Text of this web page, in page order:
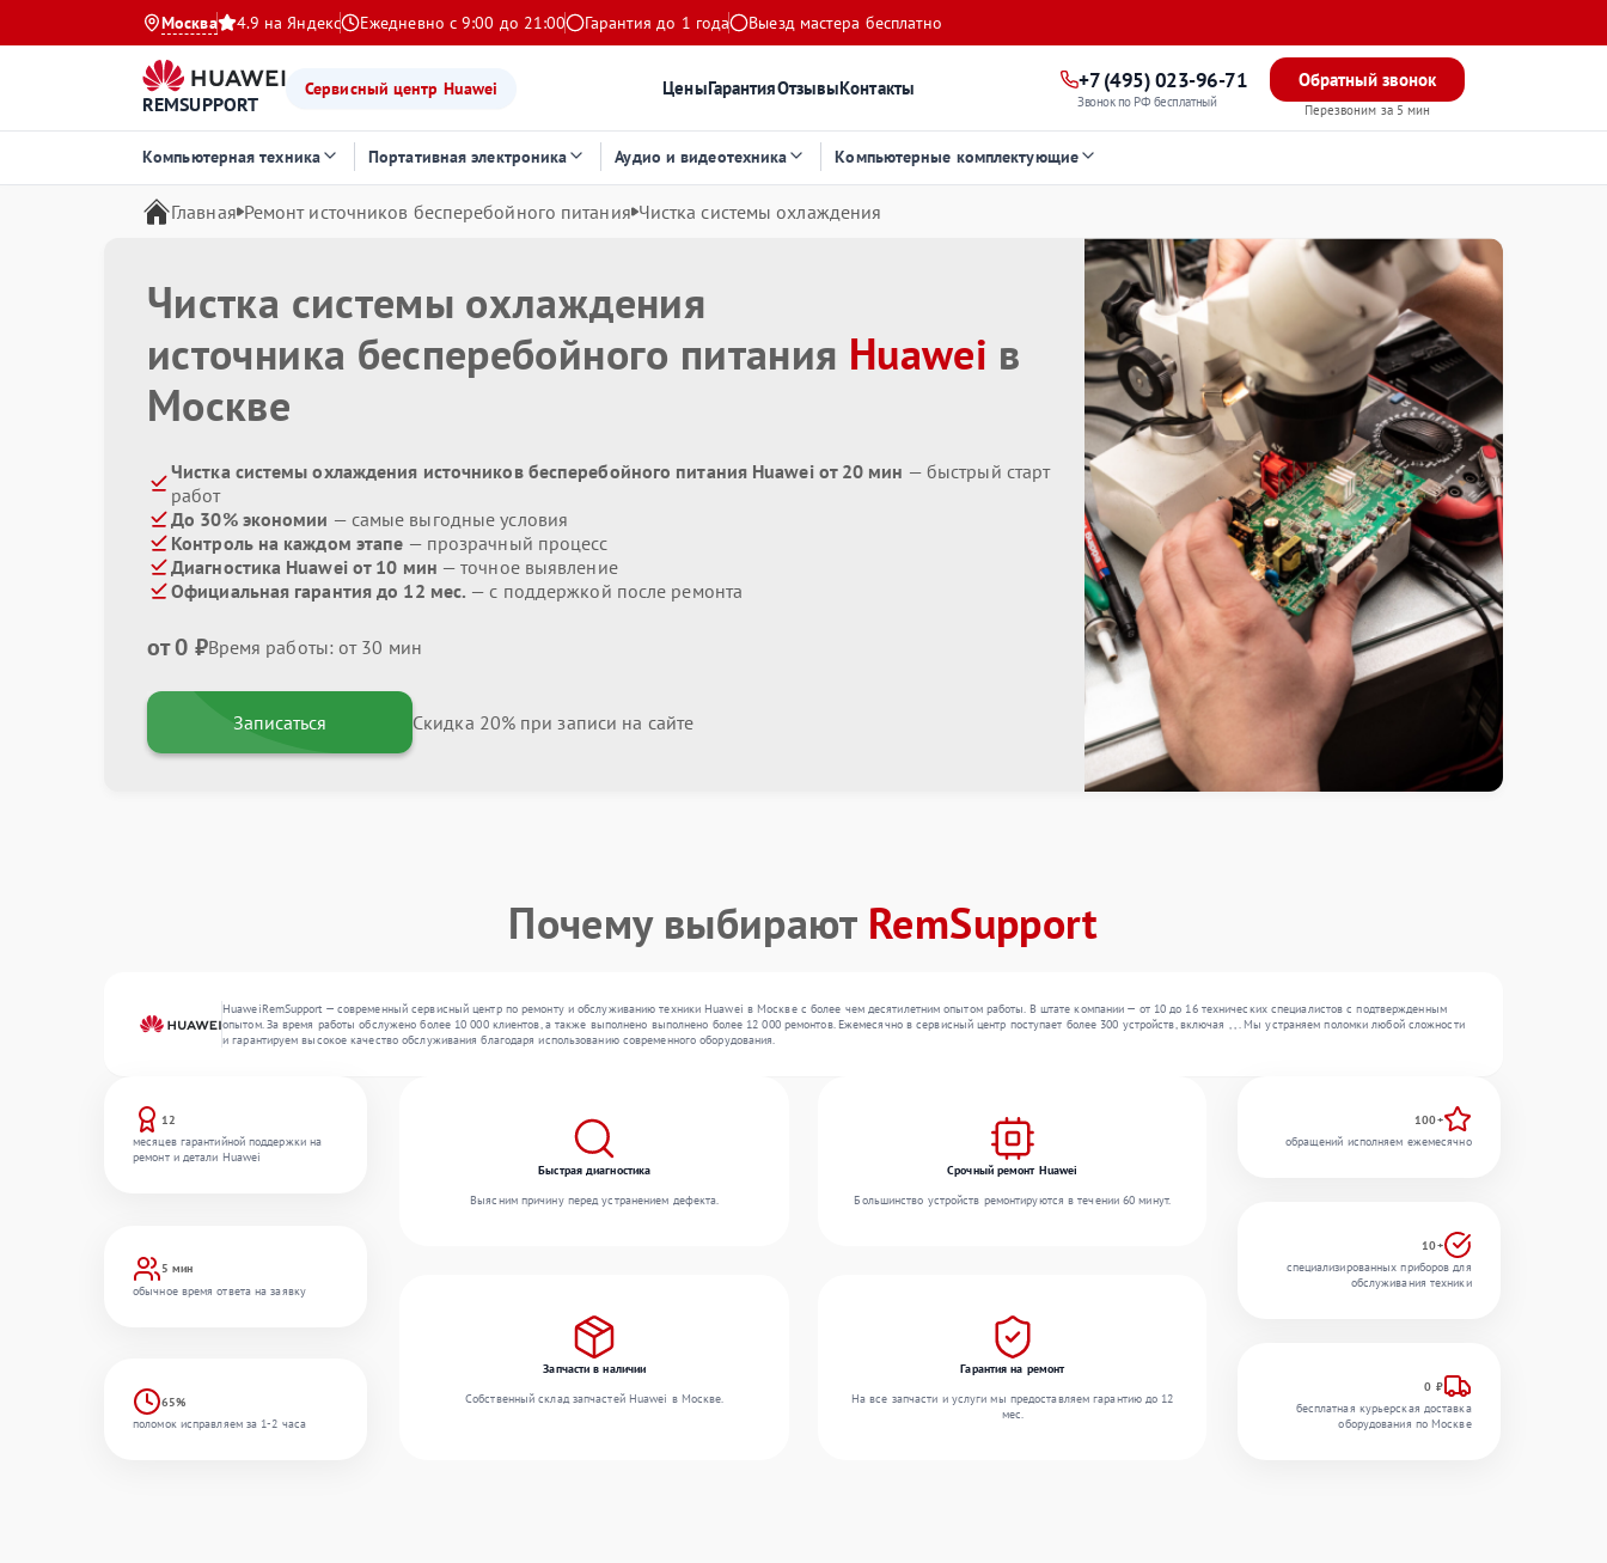
Москва 4.9 на Яндекс Ежедневно с 9:00 до 21:00 Гарантия до 1 года Выезд мастера бесплатно
REMSUPPORT
Сервисный центр Huawei ЦеныГарантияОтзывыКонтакты +7 (495) 023-96-71
Звонок по РФ бесплатный
Обратный звонок
Перезвоним за 5 мин
Компьютерная техника Портативная электроника Аудио и видеотехника Компьютерные комплектующие
Главная Ремонт источников бесперебойного питания Чистка системы охлаждения
Чистка системы охлаждения
источника бесперебойного питания Huawei в
Москве
Чистка системы охлаждения источников бесперебойного питания Huawei от 20 мин — быстрый старт
работ
До 30% экономии — самые выгодные условия
Контроль на каждом этапе — прозрачный процесс
Диагностика Huawei от 10 мин — точное выявление
Официальная гарантия до 12 мес. — с поддержкой после ремонта
от 0 ₽Время работы: от 30 мин
Записаться Скидка 20% при записи на сайте
Почему выбирают RemSupport
HuaweiRemSupport — современный сервисный центр по ремонту и обслуживанию техники Huawei в Москве с более чем десятилетним опытом работы. В штате компании — от 10 до 16 технических специалистов с подтвержденным
опытом. За время работы обслужено более 10 000 клиентов, а также выполнено выполнено более 12 000 ремонтов. Ежемесячно в сервисный центр поступает более 300 устройств, включая , , . Мы устраняем поломки любой сложности
и гарантируем высокое качество обслуживания благодаря использованию современного оборудования.
12
месяцев гарантийной поддержки на
ремонт и детали Huawei
5 мин
обычное время ответа на заявку
65%
поломок исправляем за 1-2 часа
Быстрая диагностика
Выясним причину перед устранением дефекта.
Срочный ремонт Huawei
Большинство устройств ремонтируются в течении 60 минут.
Запчасти в наличии
Собственный склад запчастей Huawei в Москве.
Гарантия на ремонт
На все запчасти и услуги мы предоставляем гарантию до 12
мес.
100+
обращений исполняем ежемесячно
10+
специализированных приборов для
обслуживания техники
0 ₽
бесплатная курьерская доставка
оборудования по Москве